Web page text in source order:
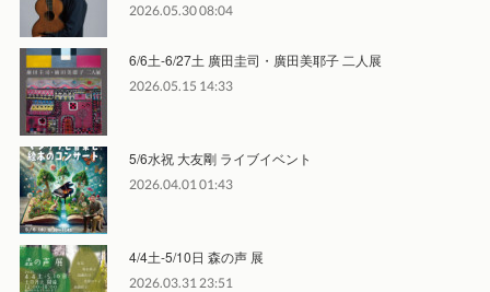
2026.05.30 08:04
6/6土-6/27土 廣田圭司・廣田美耶子 二人展
2026.05.15 14:33
5/6水祝 大友剛 ライブイベント
2026.04.01 01:43
4/4土-5/10日 森の声 展
2026.03.31 23:51